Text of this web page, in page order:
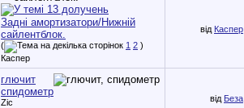
Задні амортизатори/Нижній
сайлентблок.
( 1 2 )
Каспер
від Каспер
глючит
спидометр
Zic від Беза